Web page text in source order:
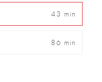
43 min
86 min